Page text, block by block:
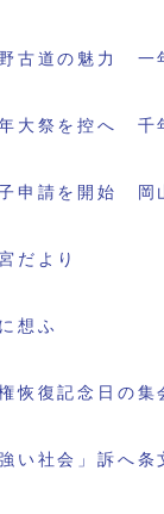
古道の魅力 一
大祭を控へ 千
申請を開始 岡
だより
想ふ
恢復記念日の
強い社会」訴へ